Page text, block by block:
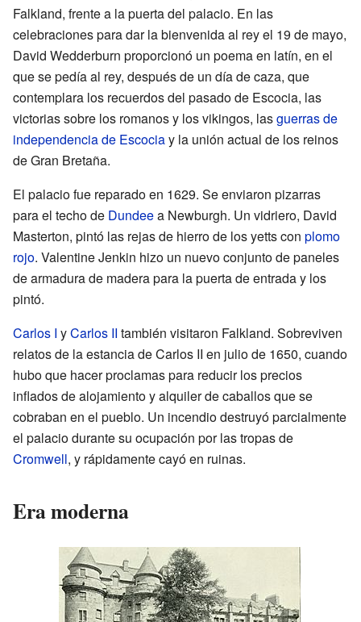
Falkland, frente a la puerta del palacio. En las
celebraciones para dar la bienvenida al rey el 19 de mayo,
David Wedderburn proporcionó un poema en latín, en el
que se pedía al rey, después de un día de caza, que
contemplara los recuerdos del pasado de Escocia, las
victorias sobre los romanos y los vikingos, lasguerras de
independencia de Escociay la unión actual de los reinos
de Gran Bretaña.
El palacio fue reparado en 1629. Se enviaron pizarras
para el techo de Dundeea Newburgh. Un vidriero, David
Masterton, pintó las rejas de hierro de los yetts con plomo
rojo. Valentine Jenkin hizo un nuevo conjunto de paneles
de armadura de madera para la puerta de entrada y los
pintó.
Carlos I yCarlos II también visitaron Falkland. Sobreviven
relatos de la estancia de Carlos II en julio de 1650, cuando
hubo que hacer proclamas para reducir los precios
inflados de alojamiento y alquiler de caballos que se
cobraban en el pueblo. Un incendio destruyó parcialmente
el palacio durante su ocupación por las tropas de
Cromwell, y rápidamente cayó en ruinas.
Era moderna